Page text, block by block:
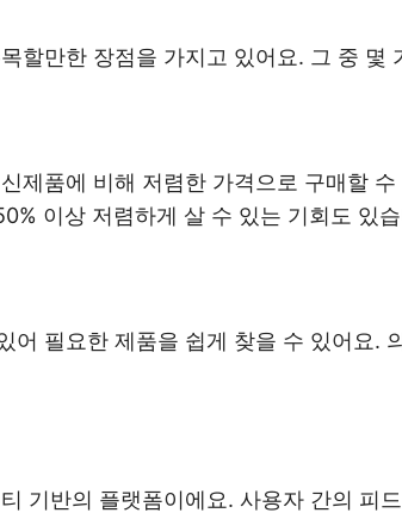
할만한 장점을 가지고 있어요. 그 중 몇
제품에 비해 저렴한 가격으로 구매할
이상 저렴하게 살 수 있는 기회도 있
필요한 제품을 쉽게 찾을 수 있어요.
기반의 플랫폼이에요. 사용자 간의 피